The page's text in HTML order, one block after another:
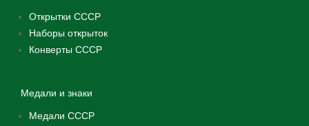
Открытки СССР
Наборы открыток
Конверты СССР
Медали и знаки
Медали СССР